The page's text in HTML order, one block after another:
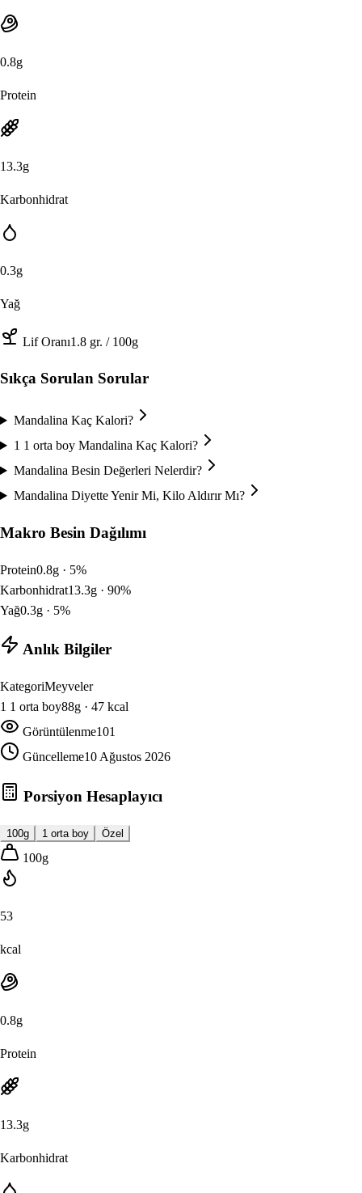
0.8g
Protein
13.3g
Karbonhidrat
0.3g
Yağ
Lif Oranı1.8 gr. / 100g
Sıkça Sorulan Sorular
Mandalina Kaç Kalori?
1 1 orta boy Mandalina Kaç Kalori?
Mandalina Besin Değerleri Nelerdir?
Mandalina Diyette Yenir Mi, Kilo Aldırır Mı?
Makro Besin Dağılımı
Protein0.8g · 5%
Karbonhidrat13.3g · 90%
Yağ0.3g · 5%
Anlık Bilgiler
KategoriMeyveler
1 1 orta boy88g · 47 kcal
Görüntülenme101
Güncelleme10 Ağustos 2026
Porsiyon Hesaplayıcı
100g 1 orta boy Özel
100g
53
kcal
0.8g
Protein
13.3g
Karbonhidrat